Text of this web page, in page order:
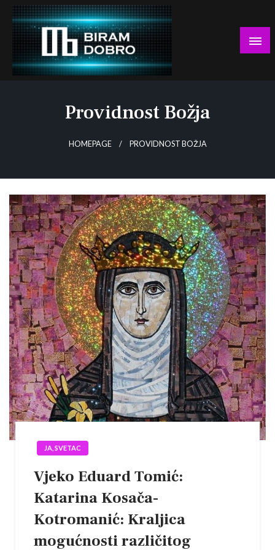
Skip
content
Providnost Božja
HOMEPAGE PROVIDNOST BOŽJA
JA, SVETAC
Vjeko Eduard Tomić:
Katarina Kosača-
Kotromanić: Kraljica
mogućnosti različitog